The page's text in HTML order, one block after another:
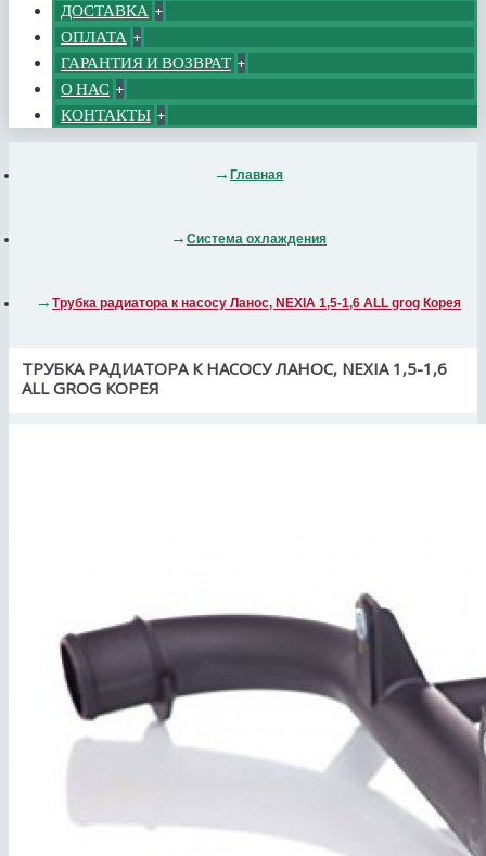
ДОСТАВКА +
ОПЛАТА +
ГАРАНТИЯ И ВОЗВРАТ +
О НАС +
КОНТАКТЫ +
Главная
Система охлаждения
Трубка радиатора к насосу Ланос, NEXIA 1,5-1,6 ALL grog Корея
ТРУБКА РАДИАТОРА К НАСОСУ ЛАНОС, NEXIA 1,5-1,6
ALL GROG КОРЕЯ